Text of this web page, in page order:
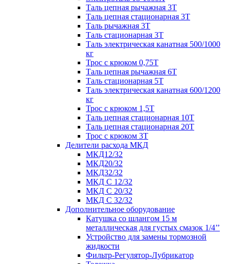
Таль цепная рычажная 3Т
Таль цепная стационарная 3Т
Таль рычажная 3Т
Таль стационарная 3Т
Таль электрическая канатная 500/1000
кг
Трос с крюком 0,75Т
Таль цепная рычажная 6Т
Таль стационарная 5Т
Таль электрическая канатная 600/1200
кг
Трос с крюком 1,5Т
Таль цепная стационарная 10Т
Таль цепная стационарная 20Т
Трос с крюком 3Т
Делители расхода МКД
МКД12/32
МКД20/32
МКД32/32
МКД С 12/32
МКД С 20/32
МКД С 32/32
Дополнительное оборудование
Катушка со шлангом 15 м
металлическая для густых смазок 1/4’’
Устройство для замены тормозной
жидкости
Фильтр-Регулятор-Лубрикатор